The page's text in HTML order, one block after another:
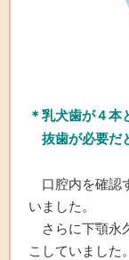
＊乳犬歯が４本
抜歯が必要だ
口腔内を確認
いました。
さらに下顎永
こしていました。